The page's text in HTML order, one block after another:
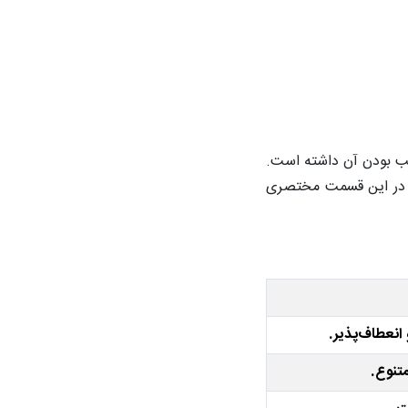
بودن آن داشته است.
در این قسمت مختصری